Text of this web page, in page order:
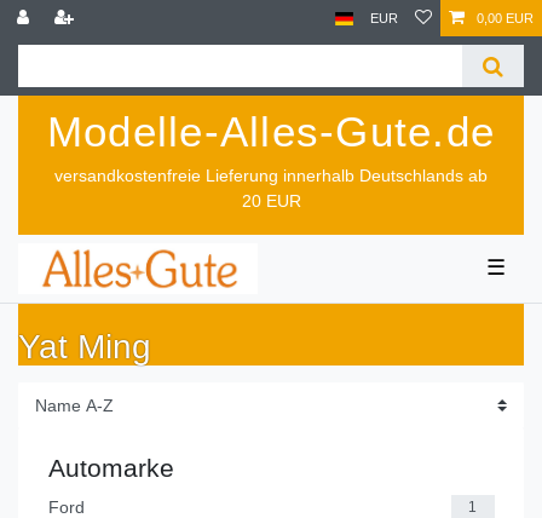
EUR 0,00 EUR
Modelle-Alles-Gute.de
versandkostenfreie Lieferung innerhalb Deutschlands ab
20 EUR
☰
Yat Ming
Automarke
Ford 1